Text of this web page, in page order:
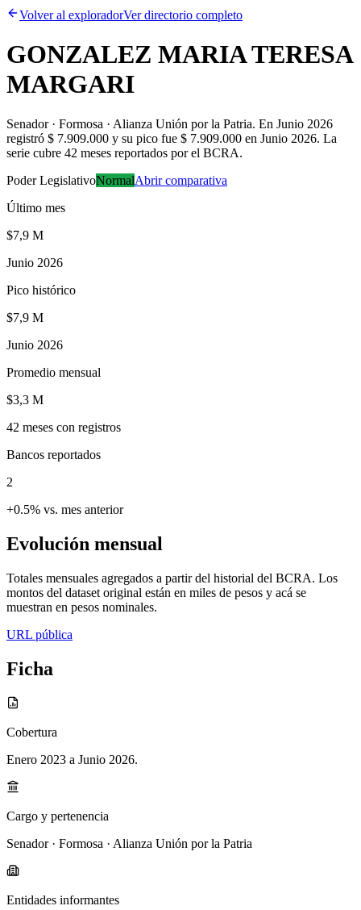
Volver al exploradorVer directorio completo
GONZALEZ MARIA TERESA
MARGARI
Senador · Formosa · Alianza Unión por la Patria. En Junio 2026
registró $ 7.909.000 y su pico fue $ 7.909.000 en Junio 2026. La
serie cubre 42 meses reportados por el BCRA.
Poder LegislativoNormalAbrir comparativa
Último mes
$7,9 M
Junio 2026
Pico histórico
$7,9 M
Junio 2026
Promedio mensual
$3,3 M
42 meses con registros
Bancos reportados
2
+0.5% vs. mes anterior
Evolución mensual
Totales mensuales agregados a partir del historial del BCRA. Los
montos del dataset original están en miles de pesos y acá se
muestran en pesos nominales.
URL pública
Ficha
Cobertura
Enero 2023 a Junio 2026.
Cargo y pertenencia
Senador · Formosa · Alianza Unión por la Patria
Entidades informantes